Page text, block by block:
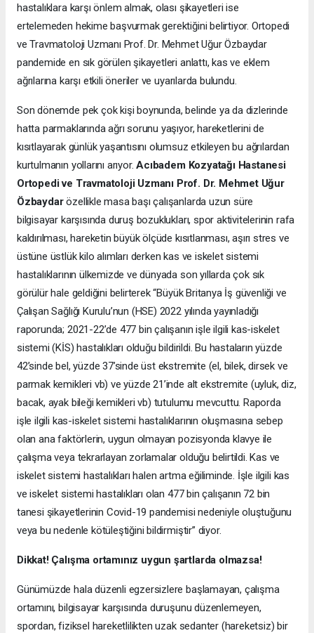
hastalıklara karşı önlem almak, olası şikayetleri ise
ertelemeden hekime başvurmak gerektiğini belirtiyor. Ortopedi
ve Travmatoloji Uzmanı Prof. Dr. Mehmet Uğur Özbaydar
pandemide en sık görülen şikayetleri anlattı, kas ve eklem
ağrılarına karşı etkili öneriler ve uyarılarda bulundu.
Son dönemde pek çok kişi boynunda, belinde ya da dizlerinde
hatta parmaklarında ağrı sorunu yaşıyor, hareketlerini de
kısıtlayarak günlük yaşantısını olumsuz etkileyen bu ağrılardan
kurtulmanın yollarını arıyor.Acıbadem Kozyatağı Hastanesi
Ortopedi ve Travmatoloji Uzmanı Prof. Dr. Mehmet Uğur
Özbaydarözellikle masa başı çalışanlarda uzun süre
bilgisayar karşısında duruş bozuklukları, spor aktivitelerinin rafa
kaldırılması, hareketin büyük ölçüde kısıtlanması, aşırı stres ve
üstüne üstlük kilo alımları derken kas ve iskelet sistemi
hastalıklarının ülkemizde ve dünyada son yıllarda çok sık
görülür hale geldiğini belirterek “Büyük Britanya İş güvenliği ve
Çalışan Sağlığı Kurulu’nun (HSE) 2022 yılında yayınladığı
raporunda; 2021-22’de 477 bin çalışanın işle ilgili kas-iskelet
sistemi (KİS) hastalıkları olduğu bildirildi. Bu hastaların yüzde
42’sinde bel, yüzde 37’sinde üst ekstremite (el, bilek, dirsek ve
parmak kemikleri vb) ve yüzde 21’inde alt ekstremite (uyluk, diz,
bacak, ayak bileği kemikleri vb) tutulumu mevcuttu. Raporda
işle ilgili kas-iskelet sistemi hastalıklarının oluşmasına sebep
olan ana faktörlerin, uygun olmayan pozisyonda klavye ile
çalışma veya tekrarlayan zorlamalar olduğu belirtildi. Kas ve
iskelet sistemi hastalıkları halen artma eğiliminde. İşle ilgili kas
ve iskelet sistemi hastalıkları olan 477 bin çalışanın 72 bin
tanesi şikayetlerinin Covid-19 pandemisi nedeniyle oluştuğunu
veya bu nedenle kötüleştiğini bildirmiştir” diyor.
Dikkat! Çalışma ortamınız uygun şartlarda olmazsa!
Günümüzde hala düzenli egzersizlere başlamayan, çalışma
ortamını, bilgisayar karşısında duruşunu düzenlemeyen,
spordan, fiziksel hareketlilikten uzak sedanter (hareketsiz) bir